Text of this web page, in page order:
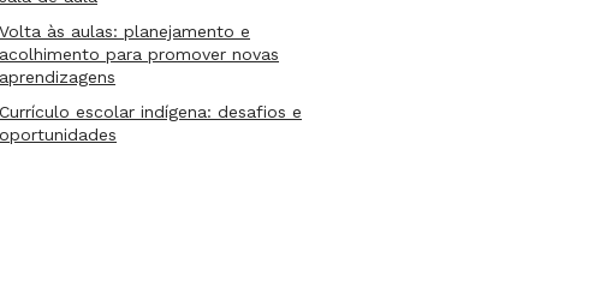
Volta às aulas: planejamento e
acolhimento para promover novas
aprendizagens
Currículo escolar indígena: desafios e
oportunidades